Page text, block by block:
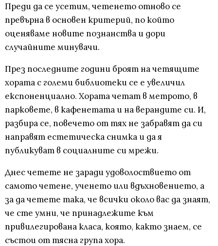
Преди да се усетим, четенето отново се
превърна в основен критерий, по който
оценяваме новите познанства и дори
случайните минувачи.
През последните години броят на четящите
хората с големи библиотеки се е увеличил
експоненциално. Хората четат в метрото, в
парковете, в кафенетата и на верандите си. И,
разбира се, повечето от тях не забравят да си
направят естетическа снимка и да я
публикуват в социалните си мрежи.
Днес четете не заради удоволоствието от
самото четене, ученето или вдъхновението, а
за да четете така, че всички около вас да знаят,
че сте умни, че принадлежите към
привилегирована класа, която, както знаем, се
състои от тясна група хора.